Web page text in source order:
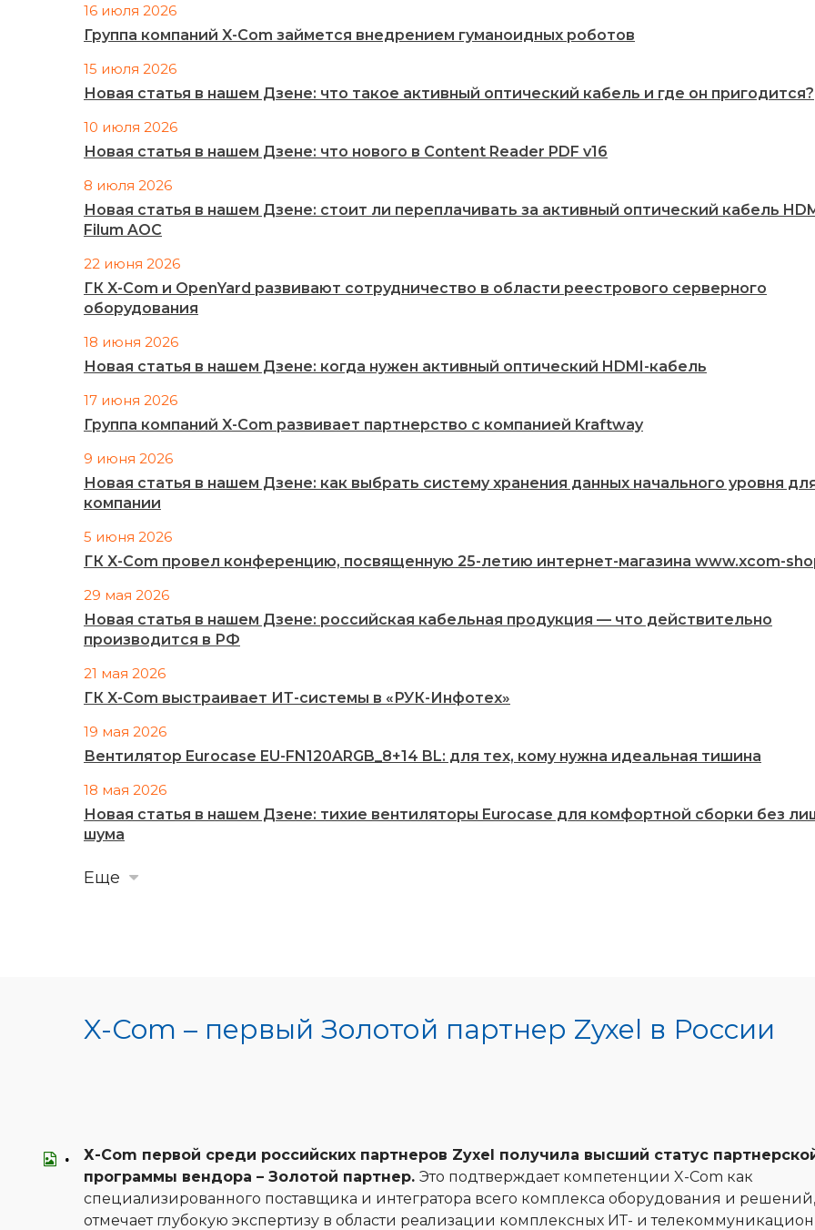
16 июля 2026
Группа компаний X-Com займется внедрением гуманоидных роботов
15 июля 2026
Новая статья в нашем Дзене: что такое активный оптический кабель и где он пригодится?
10 июля 2026
Новая статья в нашем Дзене: что нового в Content Reader PDF v16
8 июля 2026
Новая статья в нашем Дзене: стоит ли переплачивать за активный оптический кабель
Filum AOC
22 июня 2026
ГК X-Com и OpenYard развивают сотрудничество в области реестрового серверного
оборудования
18 июня 2026
Новая статья в нашем Дзене: когда нужен активный оптический HDMI-кабель
17 июня 2026
Группа компаний X-Com развивает партнерство с компанией Kraftway
9 июня 2026
Новая статья в нашем Дзене: как выбрать систему хранения данных начального уровня
компании
5 июня 2026
ГК X-Com провел конференцию, посвященную 25-летию интернет-магазина www.xcom-
29 мая 2026
Новая статья в нашем Дзене: российская кабельная продукция — что действительно
производится в РФ
21 мая 2026
ГК X-Com выстраивает ИТ-системы в «РУК-Инфотех»
19 мая 2026
Вентилятор Eurocase EU-FN120ARGB_8+14 BL: для тех, кому нужна идеальная тишина
18 мая 2026
Новая статья в нашем Дзене: тихие вентиляторы Eurocase для комфортной сборки без
шума
Еще
X-Com – первый Золотой партнер Zyxel в России
Х-Com первой среди российских партнеров Zyxel получила высший статус
программы вендора – Золотой партнер. Это подтверждает компетенции X-Com как
специализированного поставщика и интегратора всего комплекса оборудования и решений,
отмечает глубокую экспертизу в области реализации комплексных ИТ- и